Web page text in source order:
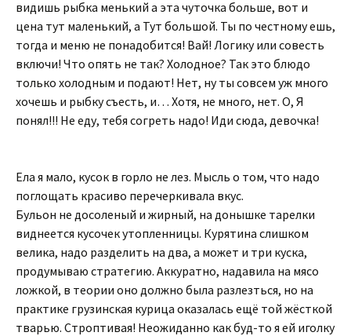
видишь рыбка менький а эта чуточка больше, вот и
цена тут маленький, а Тут большой. Ты по честному ешь,
тогда и меню не понадобится! Вай! Логику или совесть
включи! Что опять не так? Холодное? Так это блюдо
только холодным и подают! Нет, ну ты совсем уж много
хочешь и рыбку съесть, и… Хотя, не много, нет. О, Я
понял!!! Не еду, тебя согреть надо! Иди сюда, девочка!
Ела я мало, кусок в горло не лез. Мысль о том, что надо
поглощать красиво перечеркивала вкус.
Бульон не досоленый и жирный, на донышке тарелки
виднеется кусочек утопленницы. Курятина слишком
велика, надо разделить на два, а может и три куска,
продумываю стратегию. Аккуратно, надавила на мясо
ложкой, в теории оно должно была разлезться, но на
практике грузинская курица оказалась ещё той жёсткой
тварью. Строптивая! Неожиданно как буд-то я ей иголку